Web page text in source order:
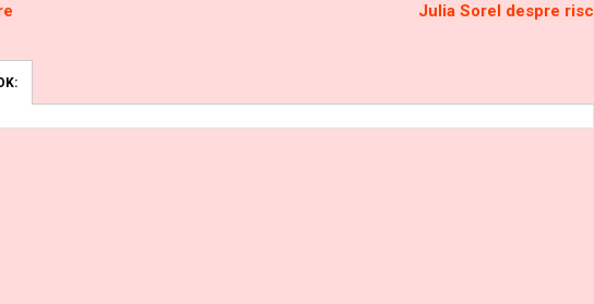
Julia Sorel despre risc